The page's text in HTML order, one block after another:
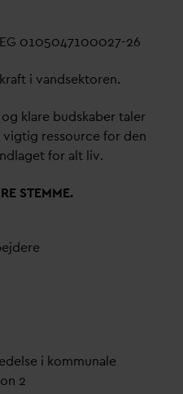
0105047100027-26
i vandsektoren.
klare budskaber taler
vigtig ressource for den
for alt liv.
STEMME.
i kommunale
2